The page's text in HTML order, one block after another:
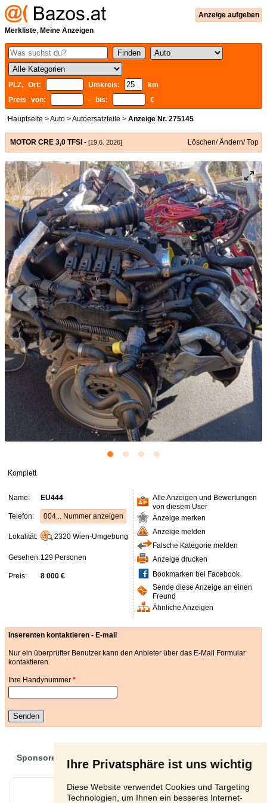
Ihre Privatsphäre ist uns wichtig
Diese Website verwendet Cookies und Targeting
Technologien, um Ihnen ein besseres Internet-
Anzeige aufgeben
Merkliste, Meine Anzeigen
PLZ, Ort: Umkreis:
km
Preis von:
- bis: €
Hauptseite >Auto >Autoersatzteile > Anzeige Nr. 275145
MOTOR CRE 3,0 TFSI - [19.6. 2026] Löschen/ Ändern/ Top
Komplett
Name: EU444
Telefon: 004... Nummer anzeigen
Lokalität: 2320 Wien-Umgebung
Gesehen:129 Personen
Preis: 8 000 €
Alle Anzeigen und Bewertungen
von diesem User
Anzeige merken
Anzeige melden
Falsche Kategorie melden
Anzeige drucken
Bookmarken bei Facebook
Sende diese Anzeige an einen
Freund
Ähnliche Anzeigen
Inserenten kontaktieren - E-mail
Nur ein überprüfter Benutzer kann den Anbieter über das E-Mail Formular
kontaktieren.
Ihre Handynummer *
Senden